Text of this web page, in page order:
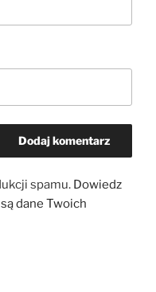
spamu. Dowiedz
dane Twoich